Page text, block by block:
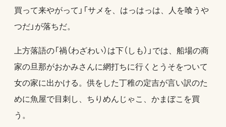
買って来やがって」「サメを、はっはっは、人を喰うや
つだ」が落ちだ。
上方落語の「禍（わざわい）は下（しも）」では、船場の商
家の旦那がおかみさんに網打ちに行くとうそをついて
女の家に出かける。供をした丁稚の定吉が言い訳のた
めに魚屋で目刺し、ちりめんじゃこ、かまぼこを買
う。